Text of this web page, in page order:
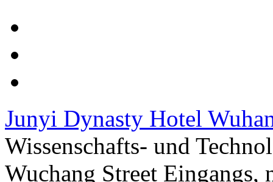
Junyi Dynasty Hotel
Wissenschafts- und
Wuchang Street Eingangs,